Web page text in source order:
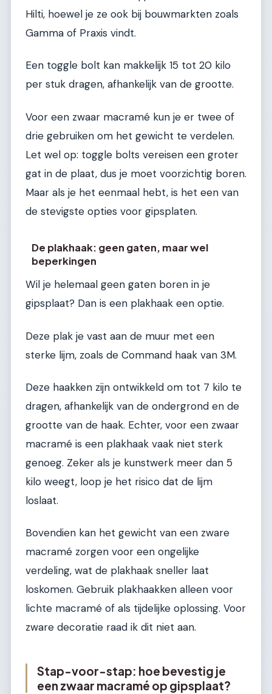
Hilti, hoewel je ze ook bij bouwmarkten zoals
Gamma of Praxis vindt.
Een toggle bolt kan makkelijk 15 tot 20 kilo
per stuk dragen, afhankelijk van de grootte.
Voor een zwaar macramé kun je er twee of
drie gebruiken om het gewicht te verdelen.
Let wel op: toggle bolts vereisen een groter
gat in de plaat, dus je moet voorzichtig boren.
Maar als je het eenmaal hebt, is het een van
de stevigste opties voor gipsplaten.
De plakhaak: geen gaten, maar wel
beperkingen
Wil je helemaal geen gaten boren in je
gipsplaat? Dan is een plakhaak een optie.
Deze plak je vast aan de muur met een
sterke lijm, zoals de Command haak van 3M.
Deze haakken zijn ontwikkeld om tot 7 kilo te
dragen, afhankelijk van de ondergrond en de
grootte van de haak. Echter, voor een zwaar
macramé is een plakhaak vaak niet sterk
genoeg. Zeker als je kunstwerk meer dan 5
kilo weegt, loop je het risico dat de lijm
loslaat.
Bovendien kan het gewicht van een zware
macramé zorgen voor een ongelijke
verdeling, wat de plakhaak sneller laat
loskomen. Gebruik plakhaakken alleen voor
lichte macramé of als tijdelijke oplossing. Voor
zware decoratie raad ik dit niet aan.
Stap-voor-stap: hoe bevestig je
een zwaar macramé op gipsplaat?